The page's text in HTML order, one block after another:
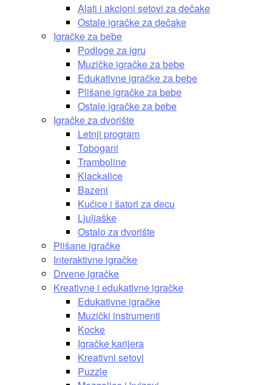
Alati i akcioni setovi za dečake
Ostale igračke za dečake
Igračke za bebe
Podloge za igru
Muzičke igračke za bebe
Edukativne igračke za bebe
Plišane igračke za bebe
Ostale igračke za bebe
Igračke za dvorište
Letnji program
Tobogani
Tramboline
Klackalice
Bazeni
Kućice i šatori za decu
Ljuljaške
Ostalo za dvorište
Plišane igračke
Interaktivne igračke
Drvene igračke
Kreativne i edukativne igračke
Edukativne igračke
Muzički instrumenti
Kocke
Igračke karijera
Kreativni setovi
Puzzle